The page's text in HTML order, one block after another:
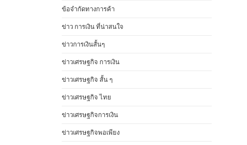
ข้อจำกัดทางการค้า
ข่าว การเงิน ที่น่าสนใจ
ข่าวการเงินสั้นๆ
ข่าวเศรษฐกิจ การเงิน
ข่าวเศรษฐกิจ สั้น ๆ
ข่าวเศรษฐกิจ ไทย
ข่าวเศรษฐกิจการเงิน
ข่าวเศรษฐกิจพอเพียง